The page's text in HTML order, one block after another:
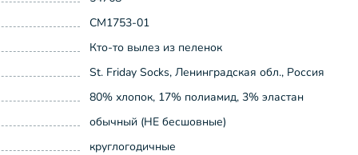
СМ1753-01
Кто-то вылез из пеленок
St. Friday Socks, Ленинградская обл., Россия
80% хлопок, 17% полиамид, 3% эластан
обычный (НЕ бесшовные)
круглогодичные